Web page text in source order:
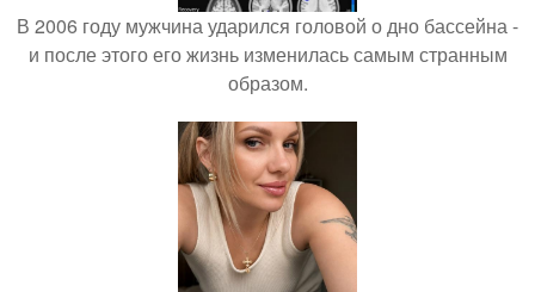
В 2006 году мужчина ударился головой о дно бассейна -
и после этого его жизнь изменилась самым странным
образом.